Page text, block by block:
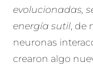
evolucionadas,
energía sutil, de
neuronas
crearon algo